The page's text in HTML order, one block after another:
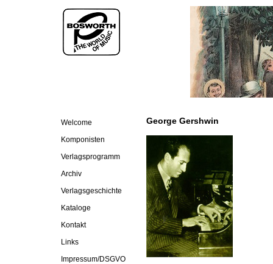
Welcome
Komponisten
Verlagsprogramm
Archiv
Verlagsgeschichte
Kataloge
Kontakt
Links
Impressum/DSGVO
George Gershwin